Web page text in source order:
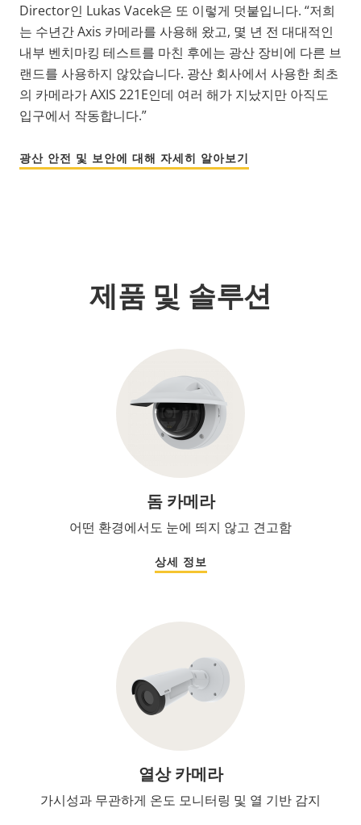
Director인 Lukas Vacek은 또 이렇게 덧붙입니다. “저희
는 수년간 Axis 카메라를 사용해 왔고, 몇 년 전 대대적인
내부 벤치마킹 테스트를 마친 후에는 광산 장비에 다른 브
랜드를 사용하지 않았습니다. 광산 회사에서 사용한 최초
의 카메라가 AXIS 221E인데 여러 해가 지났지만 아직도
입구에서 작동합니다.”
광산 안전 및 보안에 대해 자세히 알아보기
제품 및 솔루션
돔 카메라
어떤 환경에서도 눈에 띄지 않고 견고함
상세 정보
열상 카메라
가시성과 무관하게 온도 모니터링 및 열 기반 감지